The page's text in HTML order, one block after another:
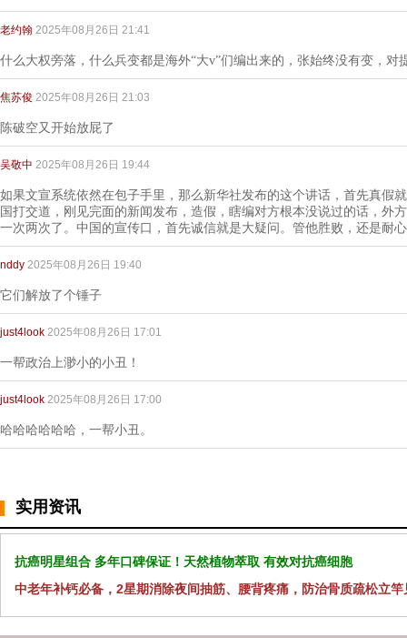
老约翰 2025年08月26日 21:41
什么大权旁落，什么兵变都是海外“大v”们编出来的，张始终没有变，对
焦苏俊 2025年08月26日 21:03
陈破空又开始放屁了
吴敬中 2025年08月26日 19:44
如果文宣系统依然在包子手里，那么新华社发布的这个讲话，首先真假
国打交道，刚见完面的新闻发布，造假，瞎编对方根本没说过的话，外
一次两次了。中国的宣传口，首先诚信就是大疑问。管他胜败，还是耐
nddy 2025年08月26日 19:40
它们解放了个锤子
just4look 2025年08月26日 17:01
一帮政治上渺小的小丑！
just4look 2025年08月26日 17:00
哈哈哈哈哈哈，一帮小丑。
实用资讯
抗癌明星组合 多年口碑保证！天然植物萃取 有效对抗癌细胞
中老年补钙必备，2星期消除夜间抽筋、腰背疼痛，防治骨质疏松立竿